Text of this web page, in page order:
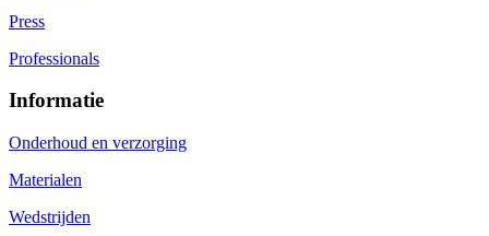
Press
Professionals
Informatie
Onderhoud en verzorging
Materialen
Wedstrijden